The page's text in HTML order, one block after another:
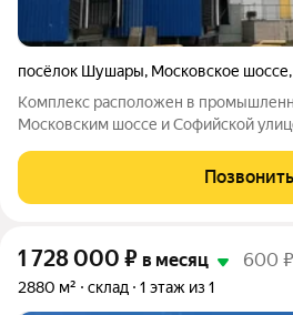
посёлок Шушары, Московское шоссе,
Комплекс расположен в
Московским шоссе и Софийской
антипылевым покрытием, рабочая
метров, шаг колонн 18х24 метра,
Позвонить
1 728 000 ₽ в месяц 600
2880 м² склад 1 этаж из 1